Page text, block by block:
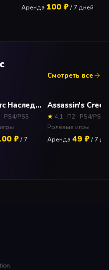
Аренда 100 ₽/ 7 дней
Смотреть все
Хогвартс Наследие Deluxe Edition (Hogwarts Legacy) Прокат и аренда игры 7 дней
PS4/PS5
₽/ 7
★ 4.1 · П2 · PS4/PS5
Ролевые игры
Аренда 49 ₽/ 7